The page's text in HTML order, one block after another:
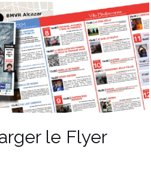
le Flyer